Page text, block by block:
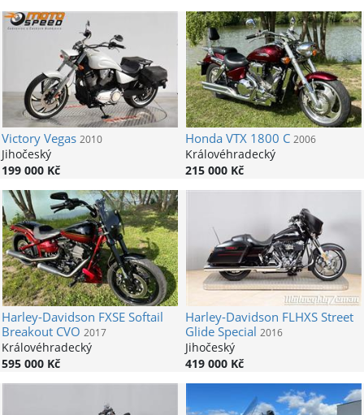
VictoryVegas 2010
Jihočeský
199 000 Kč
HondaVTX 1800 C 2006
Královéhradecký
215 000 Kč
Harley-Davidson FXSE Softail
Breakout CVO 2017
Královéhradecký
595 000 Kč
Harley-Davidson FLHXS Street
Glide Special 2016
Jihočeský
419 000 Kč